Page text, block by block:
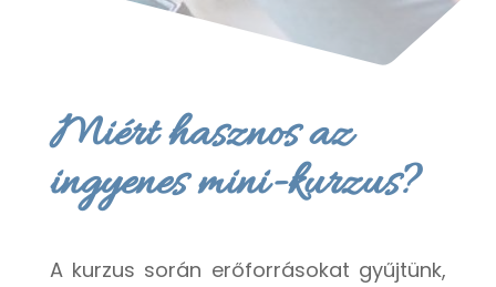
Miért hasznos az
ingyenes mini-kurzus?
A kurzus során erőforrásokat gyűjtünk,